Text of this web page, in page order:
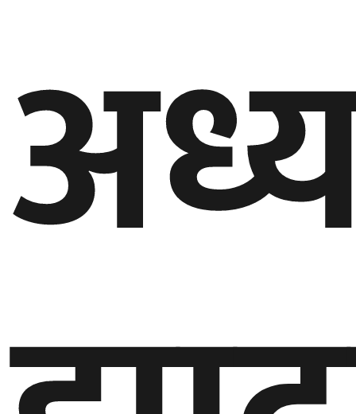
घुमफिर
ब्लग
साहित्य
एसिया
यूरोप